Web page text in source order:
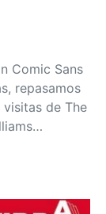
Comic Sans
repasamos
de The